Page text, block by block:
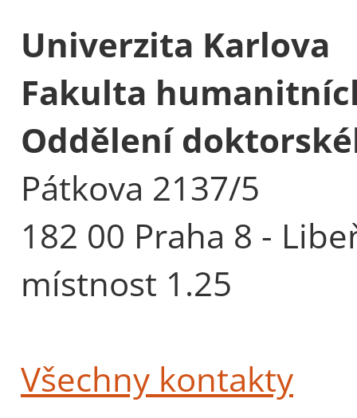
Univerzita Karlova
Fakulta
Oddělení
Pátkova 2137/5
182 00 Praha 8 -
místnost 1.25
Všechny kontakty